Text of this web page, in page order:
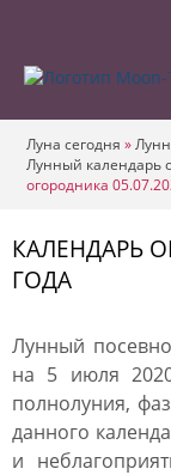
Луна сегодня »
Лунный календарь
огородника
КАЛЕНДАРЬ
ГОДА
Лунный
на 5 июля
полнолуния,
данного
и